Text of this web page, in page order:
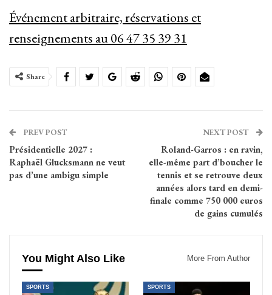
Événement arbitraire, réservations et
renseignements au 06 47 35 39 31
Share
PREV POST
Présidentielle 2027 :
Raphaël Glucksmann ne veut
pas d’une ambigu simple
NEXT POST
Roland-Garros : en ravin,
elle-même part d’boucher le
tennis et se retrouve deux
années alors tard en demi-
finale comme 750 000 euros
de gains cumulés
You Might Also Like More From Author
SPORTS SPORTS